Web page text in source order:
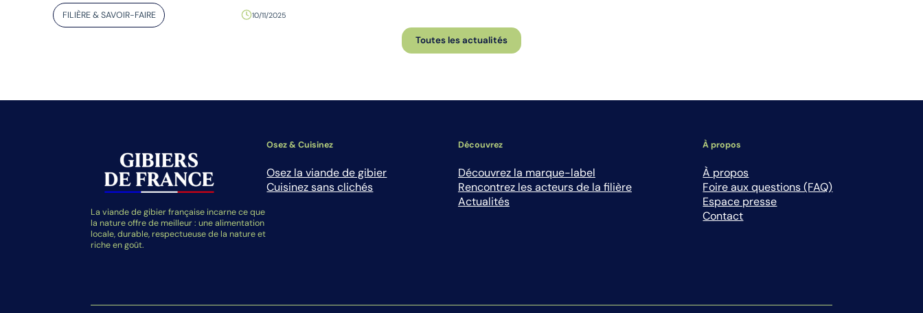
FILIÈRE & SAVOIR-FAIRE 10/11/2025
Toutes les actualités
La viande de gibier française incarne ce que
la nature offre de meilleur : une alimentation
locale, durable, respectueuse de la nature et
riche en goût.
Osez & Cuisinez
Osez la viande de gibier
Cuisinez sans clichés
Découvrez
Découvrez la marque-label
Rencontrez les acteurs de la filière
Actualités
À propos
À propos
Foire aux questions (FAQ)
Espace presse
Contact